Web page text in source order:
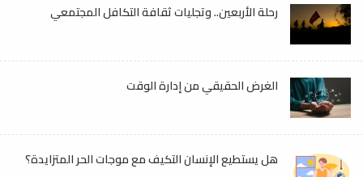
رحلة الأربعين.. وتجليات ثقافة التكافل المجتمعي
الغرض الحقيقي من إدارة الوقت
هل يستطيع الإنسان التكيف مع موجات الحر المتزايدة؟